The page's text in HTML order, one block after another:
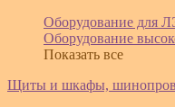
Оборудование для
Оборудование
Показать все
Щиты и шкафы,